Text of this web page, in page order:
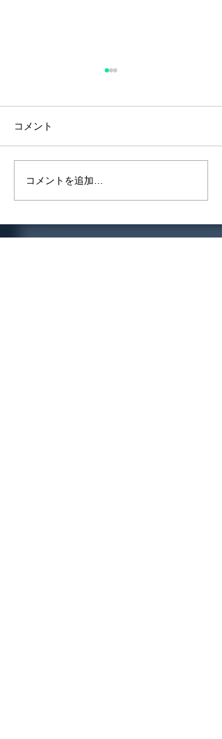
天理駅前のまちづくりを
視察
コメント
コメントを追加…